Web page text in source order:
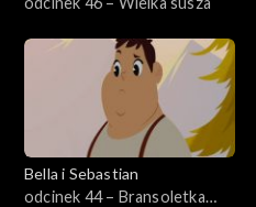
Bella i Sebastian
odcinek 44 – Bransoletka